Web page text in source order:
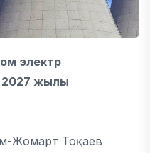
электр
жылы
Жомарт Тоқаев